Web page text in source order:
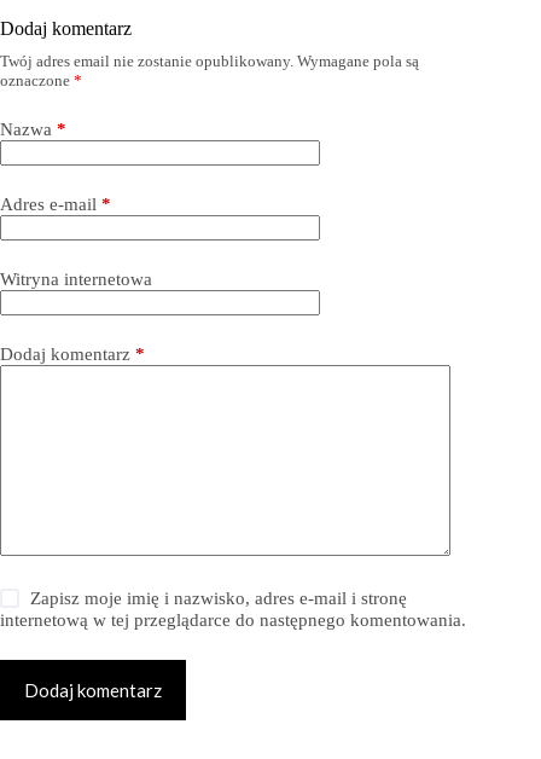
Dodaj komentarz
Twój adres email nie zostanie opublikowany. Wymagane pola są
oznaczone *
Nazwa *
Adres e-mail *
Witryna internetowa
Dodaj komentarz *
Zapisz moje imię i nazwisko, adres e-mail i stronę
internetową w tej przeglądarce do następnego komentowania.
Dodaj komentarz